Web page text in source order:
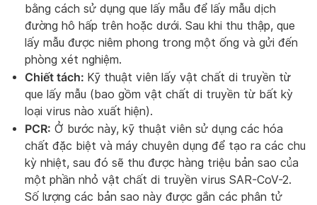
bằng cách sử dụng que lấy mẫu để lấy mẫu dịch
đường hô hấp trên hoặc dưới. Sau khi thu thập, que
lấy mẫu được niêm phong trong một ống và gửi đến
phòng xét nghiệm.
Chiết tách: Kỹ thuật viên lấy vật chất di truyền từ
que lấy mẫu (bao gồm vật chất di truyền từ bất kỳ
loại virus nào xuất hiện).
PCR: Ở bước này, kỹ thuật viên sử dụng các hóa
chất đặc biệt và máy chuyên dụng để tạo ra các chu
kỳ nhiệt, sau đó sẽ thu được hàng triệu bản sao của
một phần nhỏ vật chất di truyền virus SAR-CoV-2.
Số lượng các bản sao này được gắn các phân tử